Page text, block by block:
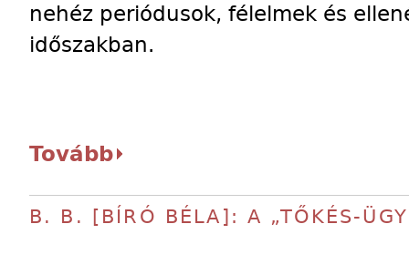
nehéz periódusok, félelmek és
időszakban.
Tovább
B. B. [BÍRÓ BÉLA]: A „TŐKÉS-